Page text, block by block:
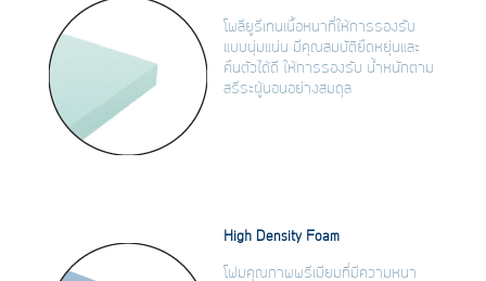
โพลียูรีเทนเนื้อหนาที่ให้การรองรับ
แบบนุ่มแน่น มีคุณสมบัติยืดหยุ่นและ
คืนตัวได้ดี ให้การรองรับ น้ำหนักตาม
สรีระผู้นอนอย่างสมดุล
High Density Foam
โฟมคุณภาพพรีเมียมที่มีความหนา